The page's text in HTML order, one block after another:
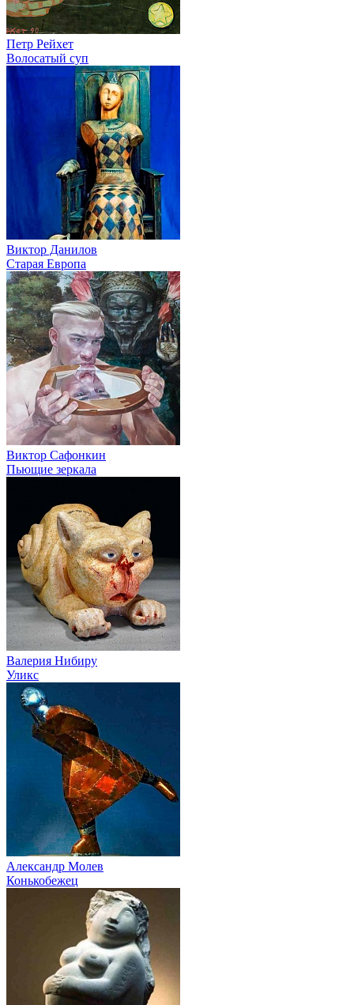
Петр Рейхет
Волосатый суп
Виктор Данилов
Старая Европа
Виктор Сафонкин
Пьющие зеркала
Валерия Нибиру
Уликс
Александр Молев
Конькобежец